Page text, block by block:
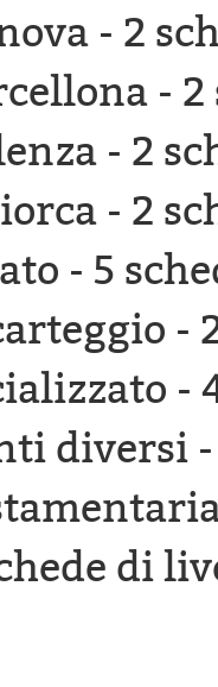
- 2
- 2
- 2
- 2
- 5
-
-
diversi
di